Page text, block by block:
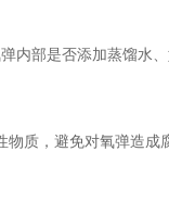
内部是否添加蒸馏水
质，避免对氧弹造